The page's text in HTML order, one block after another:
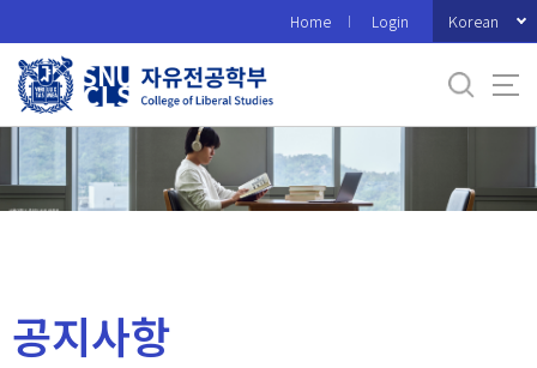
로
메
Home Login Korean
공지사항